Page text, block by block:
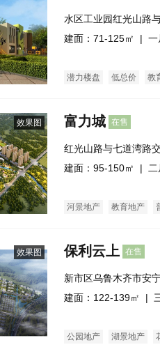
水区工业园红光山路
建面：71-125㎡ | 一
潜力楼盘 低总价 教
效果图 富力城 在售
红光山路与七道湾路
建面：95-150㎡ |
河景地产 教育地产
效果图 保利云上 在售
新市区乌鲁木齐市安
建面：122-139㎡ |
公园地产 湖景地产